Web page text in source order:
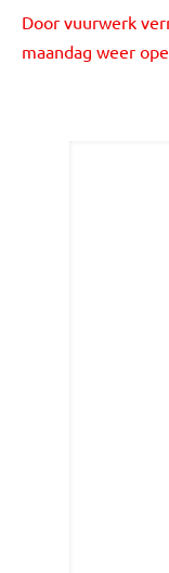
Door vuurwerk
maandag weer